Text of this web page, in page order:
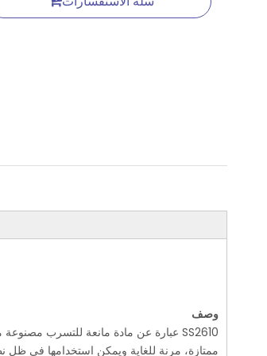
وصف
ممتازة، مرنة للغاية ويمكن استخدامها في ظل